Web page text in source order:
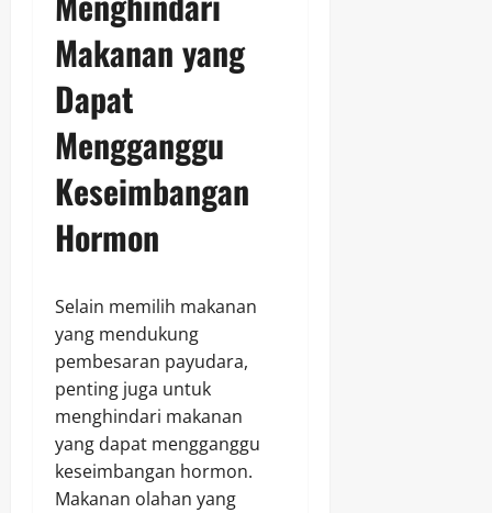
Makanan yang
Dapat
Mengganggu
Keseimbangan
Hormon
Selain memilih makanan
yang mendukung
pembesaran payudara,
penting juga untuk
menghindari makanan
yang dapat mengganggu
keseimbangan hormon.
Makanan olahan yang